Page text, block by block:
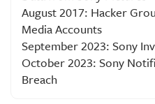
August 2017: Hacker
Media Accounts
September 2023: Sony
October 2023: Sony
Breach